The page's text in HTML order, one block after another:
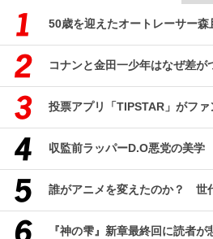
50歳を迎えたオートレーサー森
コナンと金田一少年はなぜ差が
投票アプリ「TIPSTAR」がフ
収監前ラッパーD.O悪党の美学
『神の雫』新章最終回に読者が